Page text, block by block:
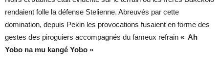
rendaient folle la défense Stelienne. Abreuvés par cette
domination, depuis Pekin les provocations fusaient en forme des
gestes des piroguiers accompagnés du fameux refrain « Ah
Yobo na mu kangé Yobo »